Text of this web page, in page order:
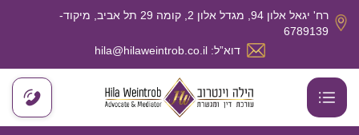
רח' יגאל אלון 94, מגדל אלון 2, קומה 29 תל אביב, מיקוד-
6789139
דוא”ל: hila@hilaweintrob.co.il